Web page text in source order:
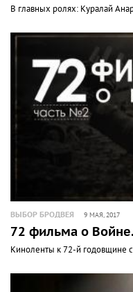
В главных ролях: Куралай
ВЫБОР БРОДВЕЯ 9 МАЯ, 2017
72 фильма о Войне.
Киноленты к 72-й годовщине